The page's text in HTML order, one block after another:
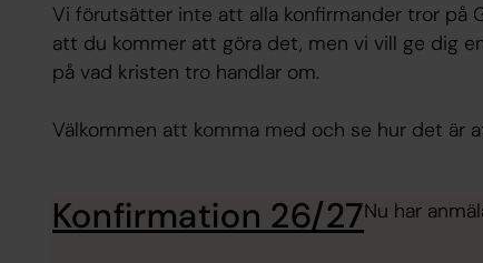
Vi förutsätter inte att alla konfirmander tror på
att du kommer att göra det, men vi vill ge dig
på vad kristen tro handlar om.
Välkommen att komma med och se hur det är
Konfirmation 26/27Nu har